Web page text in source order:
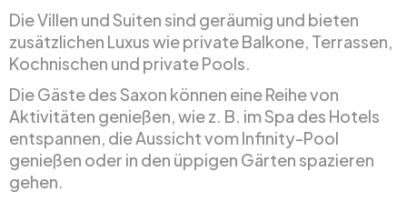
Die Villen und Suiten sind geräumig und bieten
zusätzlichen Luxus wie private Balkone, Terrassen,
Kochnischen und private Pools.
Die Gäste des Saxon können eine Reihe von
Aktivitäten genießen, wie z. B. im Spa des Hotels
entspannen, die Aussicht vom Infinity-Pool
genießen oder in den üppigen Gärten spazieren
gehen.